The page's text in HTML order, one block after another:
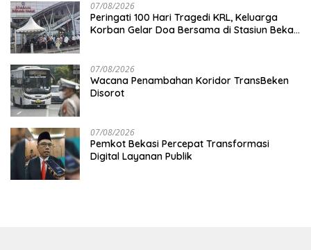
07/08/2026
Peringati 100 Hari Tragedi KRL, Keluarga
Korban Gelar Doa Bersama di Stasiun Bekasi
07/08/2026
Wacana Penambahan Koridor TransBeken
Disorot
07/08/2026
Pemkot Bekasi Percepat Transformasi
Digital Layanan Publik